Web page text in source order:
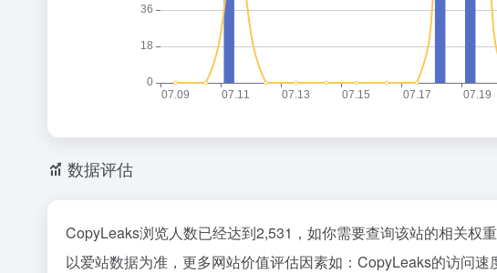
数据评估
CopyLeaks浏览人数已经达到2,531，如你需要查询该站的相关权
以爱站数据为准，更多网站价值评估因素如：CopyLeaks的访问